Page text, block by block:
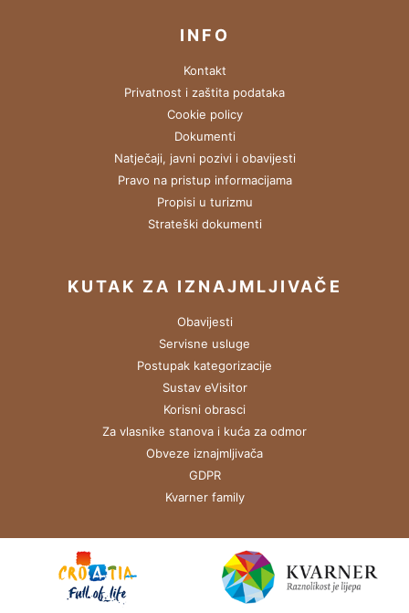
INFO
Kontakt
Privatnost i zaštita podataka
Cookie policy
Dokumenti
Natječaji, javni pozivi i obavijesti
Pravo na pristup informacijama
Propisi u turizmu
Strateški dokumenti
KUTAK ZA IZNAJMLJIVAČE
Obavijesti
Servisne usluge
Postupak kategorizacije
Sustav eVisitor
Korisni obrasci
Za vlasnike stanova i kuća za odmor
Obveze iznajmljivača
GDPR
Kvarner family